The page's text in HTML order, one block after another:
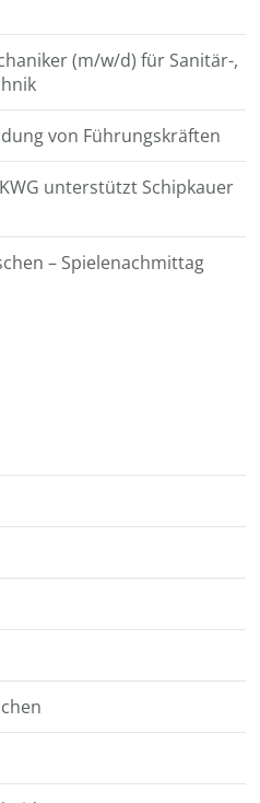
(m/w/d) für Sanitär-,
von Führungskräften
unterstützt Schipkauer
– Spielenachmittag